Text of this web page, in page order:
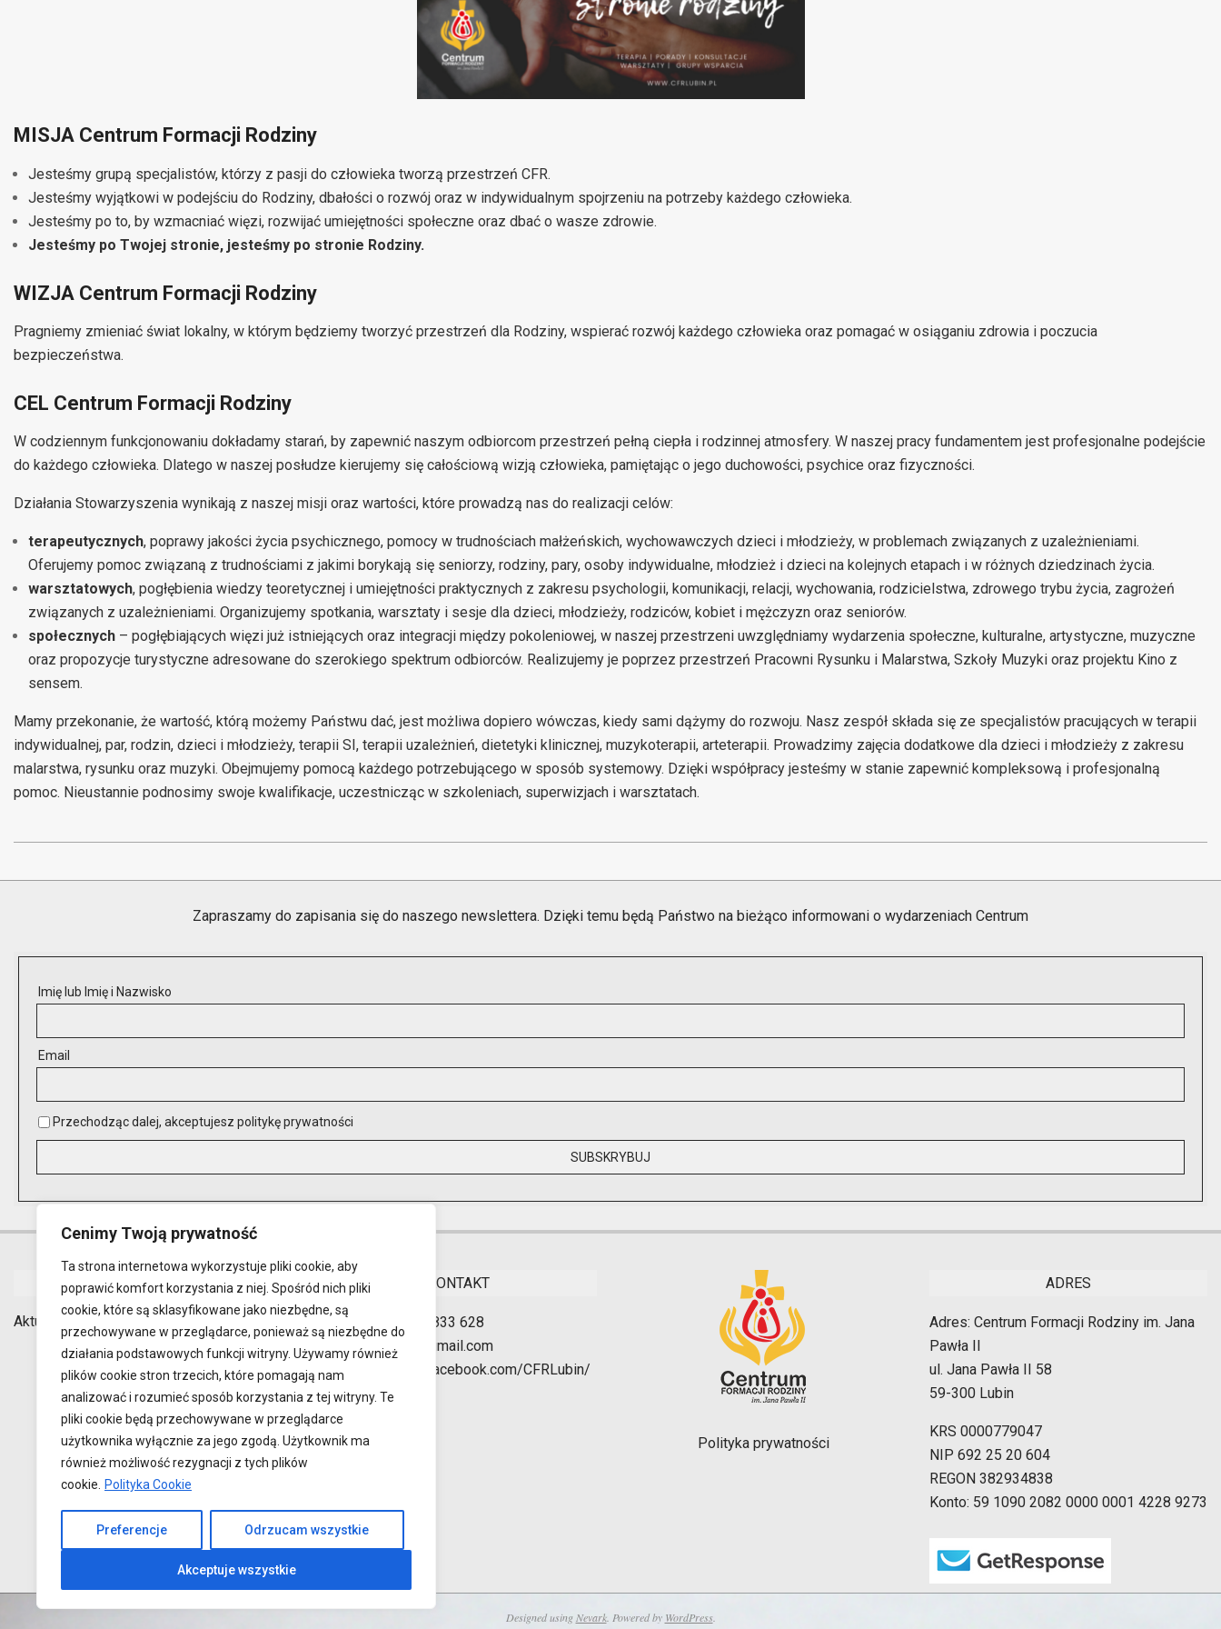
Cenimy Twoją prywatność
Ta strona internetowa wykorzystuje pliki cookie, aby
poprawić komfort korzystania z niej. Spośród nich pliki
cookie, które są sklasyfikowane jako niezbędne, są
przechowywane w przeglądarce, ponieważ są niezbędne do
działania podstawowych funkcji witryny. Używamy również
plików cookie stron trzecich, które pomagają nam
analizować i rozumieć sposób korzystania z tej witryny. Te
pliki cookie będą przechowywane w przeglądarce
użytkownika wyłącznie za jego zgodą. Użytkownik ma
również możliwość rezygnacji z tych plików
cookie.
Polityka Cookie
Preferencje Odrzucam wszystkie
Akceptuje wszystkie
MISJA Centrum Formacji Rodziny
Jesteśmy grupą specjalistów, którzy z pasji do człowieka tworzą przestrzeń CFR.
Jesteśmy wyjątkowi w podejściu do Rodziny, dbałości o rozwój oraz w indywidualnym spojrzeniu na potrzeby każdego człowieka.
Jesteśmy po to, by wzmacniać więzi, rozwijać umiejętności społeczne oraz dbać o wasze zdrowie.
Jesteśmy po Twojej stronie, jesteśmy po stronie Rodziny.
WIZJA Centrum Formacji Rodziny
Pragniemy zmieniać świat lokalny, w którym będziemy tworzyć przestrzeń dla Rodziny, wspierać rozwój każdego człowieka oraz pomagać w osiąganiu zdrowia i poczucia
bezpieczeństwa.
CEL Centrum Formacji Rodziny
W codziennym funkcjonowaniu dokładamy starań, by zapewnić naszym odbiorcom przestrzeń pełną ciepła i rodzinnej atmosfery. W naszej pracy fundamentem jest profesjonalne podejście
do każdego człowieka. Dlatego w naszej posłudze kierujemy się całościową wizją człowieka, pamiętając o jego duchowości, psychice oraz fizyczności.
Działania Stowarzyszenia wynikają z naszej misji oraz wartości, które prowadzą nas do realizacji celów:
terapeutycznych, poprawy jakości życia psychicznego, pomocy w trudnościach małżeńskich, wychowawczych dzieci i młodzieży, w problemach związanych z uzależnieniami.
Oferujemy pomoc związaną z trudnościami z jakimi borykają się seniorzy, rodziny, pary, osoby indywidualne, młodzież i dzieci na kolejnych etapach i w różnych dziedzinach życia.
warsztatowych, pogłębienia wiedzy teoretycznej i umiejętności praktycznych z zakresu psychologii, komunikacji, relacji, wychowania, rodzicielstwa, zdrowego trybu życia, zagrożeń
związanych z uzależnieniami. Organizujemy spotkania, warsztaty i sesje dla dzieci, młodzieży, rodziców, kobiet i mężczyzn oraz seniorów.
społecznych – pogłębiających więzi już istniejących oraz integracji między pokoleniowej, w naszej przestrzeni uwzględniamy wydarzenia społeczne, kulturalne, artystyczne, muzyczne
oraz propozycje turystyczne adresowane do szerokiego spektrum odbiorców. Realizujemy je poprzez przestrzeń Pracowni Rysunku i Malarstwa, Szkoły Muzyki oraz projektu Kino z
sensem.
Mamy przekonanie, że wartość, którą możemy Państwu dać, jest możliwa dopiero wówczas, kiedy sami dążymy do rozwoju. Nasz zespół składa się ze specjalistów pracujących w terapii
indywidualnej, par, rodzin, dzieci i młodzieży, terapii SI, terapii uzależnień, dietetyki klinicznej, muzykoterapii, arteterapii. Prowadzimy zajęcia dodatkowe dla dzieci i młodzieży z zakresu
malarstwa, rysunku oraz muzyki. Obejmujemy pomocą każdego potrzebującego w sposób systemowy. Dzięki współpracy jesteśmy w stanie zapewnić kompleksową i profesjonalną
pomoc. Nieustannie podnosimy swoje kwalifikacje, uczestnicząc w szkoleniach, superwizjach i warsztatach.
04-
Zapraszamy do zapisania się do naszego newslettera. Dzięki temu będą Państwo na bieżąco informowani o wydarzeniach Centrum
Imię lub Imię i Nazwisko
Email
Przechodząc dalej, akceptujesz politykę prywatności
STOWARZYSZENIE
Aktualności Statut
KONTAKT
nr telefonu:
511 833 628
e-mail:
cfrlubin@gmail.com
facebook:
www.facebook.com/CFRLubin/
Polityka prywatności
ADRES
Adres: Centrum Formacji Rodziny im. Jana
Pawła II
ul. Jana Pawła II 58
59-300 Lubin
KRS 0000779047
NIP 692 25 20 604
REGON 382934838
Konto: 59 1090 2082 0000 0001 4228 9273
Designed using Nevark. Powered by WordPress.